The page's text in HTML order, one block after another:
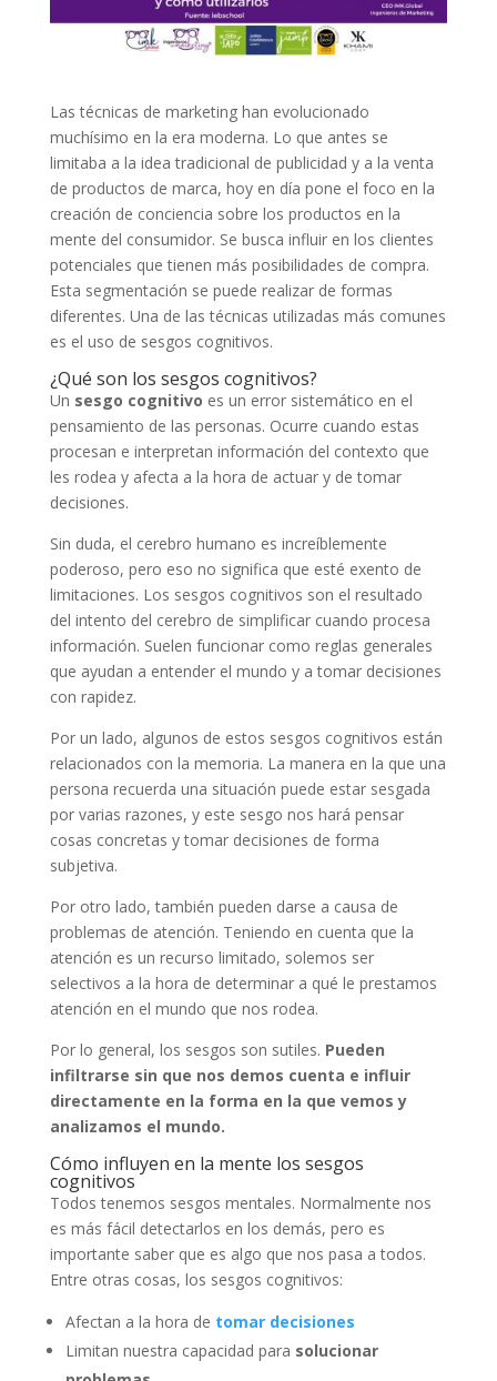
Las técnicas de marketing han evolucionado
muchísimo en la era moderna. Lo que antes se
limitaba a la idea tradicional de publicidad y a la venta
de productos de marca, hoy en día pone el foco en la
creación de conciencia sobre los productos en la
mente del consumidor. Se busca influir en los clientes
potenciales que tienen más posibilidades de compra.
Esta segmentación se puede realizar de formas
diferentes. Una de las técnicas utilizadas más comunes
es el uso de sesgos cognitivos.
¿Qué son los sesgos cognitivos?
Un sesgo cognitivo es un error sistemático en el
pensamiento de las personas. Ocurre cuando estas
procesan e interpretan información del contexto que
les rodea y afecta a la hora de actuar y de tomar
decisiones.
Sin duda, el cerebro humano es increíblemente
poderoso, pero eso no significa que esté exento de
limitaciones. Los sesgos cognitivos son el resultado
del intento del cerebro de simplificar cuando procesa
información. Suelen funcionar como reglas generales
que ayudan a entender el mundo y a tomar decisiones
con rapidez.
Por un lado, algunos de estos sesgos cognitivos están
relacionados con la memoria. La manera en la que una
persona recuerda una situación puede estar sesgada
por varias razones, y este sesgo nos hará pensar
cosas concretas y tomar decisiones de forma
subjetiva.
Por otro lado, también pueden darse a causa de
problemas de atención. Teniendo en cuenta que la
atención es un recurso limitado, solemos ser
selectivos a la hora de determinar a qué le prestamos
atención en el mundo que nos rodea.
Por lo general, los sesgos son sutiles. Pueden
infiltrarse sin que nos demos cuenta e influir
directamente en la forma en la que vemos y
analizamos el mundo.
Cómo influyen en la mente los sesgos
cognitivos
Todos tenemos sesgos mentales. Normalmente nos
es más fácil detectarlos en los demás, pero es
importante saber que es algo que nos pasa a todos.
Entre otras cosas, los sesgos cognitivos:
Afectan a la hora de tomar decisiones
Limitan nuestra capacidad para solucionar